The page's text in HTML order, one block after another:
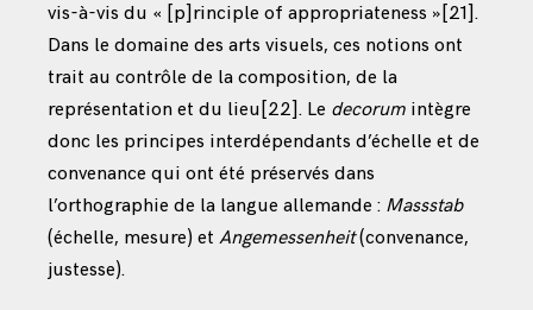
vis-à-vis du « [p]rinciple of appropriateness » [21].
Dans le domaine des arts visuels, ces notions ont
trait au contrôle de la composition, de la
représentation et du lieu [22]. Le decorum intègre
donc les principes interdépendants d’échelle et de
convenance qui ont été préservés dans
l’orthographie de la langue allemande : Massstab
(échelle, mesure) et Angemessenheit(convenance,
justesse).